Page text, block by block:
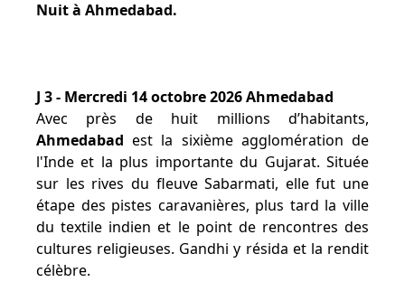
Nuit à Ahmedabad.
J 3 - Mercredi 14 octobre 2026 Ahmedabad
Avec près de huit millions d’habitants,
Ahmedabad est la sixième agglomération de
l'Inde et la plus importante du Gujarat. Située
sur les rives du fleuve Sabarmati, elle fut une
étape des pistes caravanières, plus tard la ville
du textile indien et le point de rencontres des
cultures religieuses. Gandhi y résida et la rendit
célèbre.